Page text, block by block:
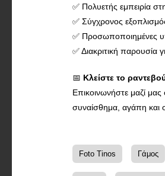
✅ Πολυετής εμπειρία
✅ Σύγχρονος
✅ Προσωποποιημένες
✅ Διακριτική παρουσία
📅 Κλείστε το
Επικοινωνήστε μαζί μας
συναίσθημα, αγάπη και
Foto Tinos Γάμος